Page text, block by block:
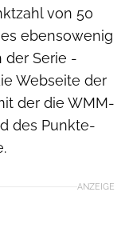
von 50
ebensowenig
der Serie -
Webseite der
der die WMM-
des Punkte-
ANZEIGE